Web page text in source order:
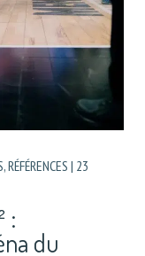
,RÉFÉRENCES | 23
:
du